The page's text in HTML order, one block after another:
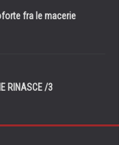
fra le macerie
RINASCE /3